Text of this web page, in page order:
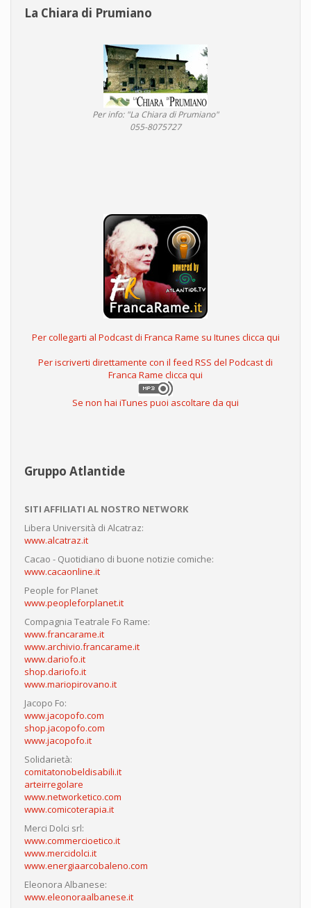
La Chiara di Prumiano
Per info: "La Chiara di Prumiano"
055-8075727
Per collegarti al Podcast di Franca Rame su Itunes clicca qui
Per iscriverti direttamente con il feed RSS del Podcast di
Franca Rame clicca qui
Se non hai iTunes puoi ascoltare da qui
Gruppo Atlantide
SITI AFFILIATI AL NOSTRO NETWORK
Libera Università di Alcatraz:
www.alcatraz.it
Cacao - Quotidiano di buone notizie comiche:
www.cacaonline.it
People for Planet
www.peopleforplanet.it
Compagnia Teatrale Fo Rame:
www.francarame.it
www.archivio.francarame.it
www.dariofo.it
shop.dariofo.it
www.mariopirovano.it
Jacopo Fo:
www.jacopofo.com
shop.jacopofo.com
www.jacopofo.it
Solidarietà:
comitatonobeldisabili.it
arteirregolare
www.networketico.com
www.comicoterapia.it
Merci Dolci srl:
www.commercioetico.it
www.mercidolci.it
www.energiaarcobaleno.com
Eleonora Albanese:
www.eleonoraalbanese.it